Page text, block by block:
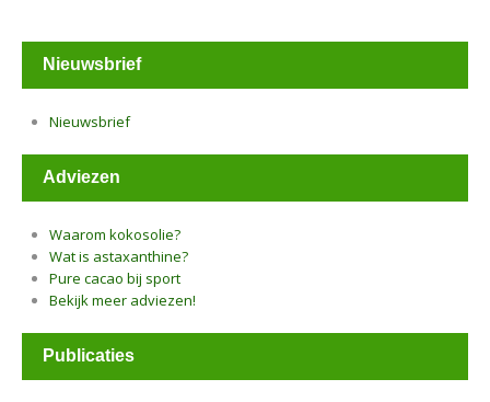
Nieuwsbrief
Nieuwsbrief
Adviezen
Waarom kokosolie?
Wat is astaxanthine?
Pure cacao bij sport
Bekijk meer adviezen!
Publicaties